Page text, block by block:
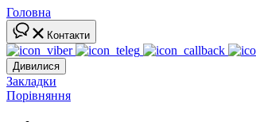
Головна
Контакти
Дивилися
Закладки
Порівняння